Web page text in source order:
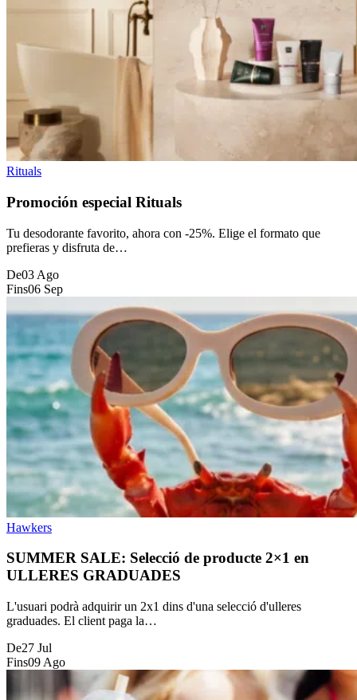
Rituals
Promoción especial Rituals
Tu desodorante favorito, ahora con -25%. Elige el formato que
prefieras y disfruta de…
De03 Ago
Fins06 Sep
Hawkers
SUMMER SALE: Selecció de producte 2×1 en
ULLERES GRADUADES
L'usuari podrà adquirir un 2x1 dins d'una selecció d'ulleres
graduades. El client paga la…
De27 Jul
Fins09 Ago